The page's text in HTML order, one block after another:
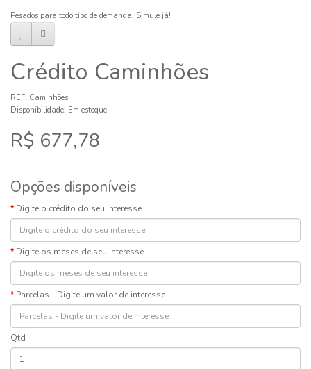
Pesados para todo tipo de demanda. Simule já!
Crédito Caminhões
REF: Caminhões
Disponibilidade: Em estoque
R$ 677,78
Opções disponíveis
Digite o crédito do seu interesse
Digite os meses de seu interesse
Parcelas - Digite um valor de interesse
Qtd